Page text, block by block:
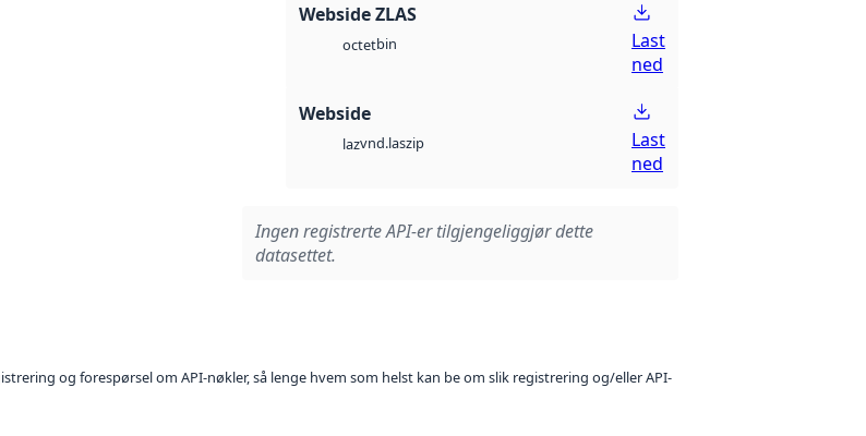
Webside ZLAS
octetbin
Last
ned
Webside
lazvnd.laszip
Last
ned
Ingen registrerte API-er tilgjengeliggjør dette
datasettet.
og forespørsel om API-nøkler, så lenge hvem som helst kan be om slik registrering og/eller API-